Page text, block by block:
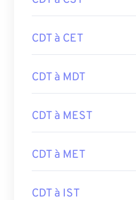
CDT à CET
CDT à MDT
CDT à MEST
CDT à MET
CDT à IST